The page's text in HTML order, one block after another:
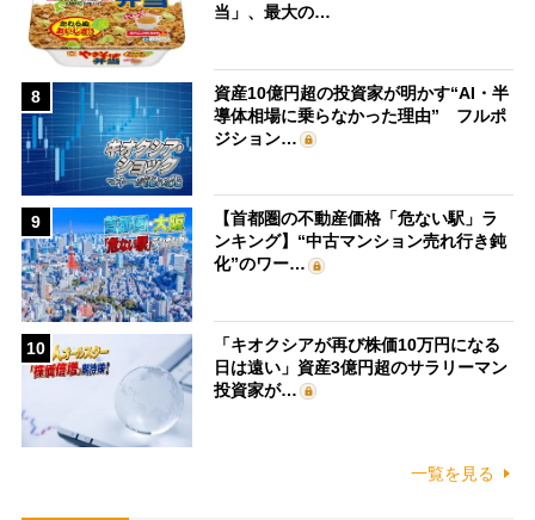
当」、最大の…
8
資産10億円超の投資家が明かす“AI・半
導体相場に乗らなかった理由” フルポ
ジション…
9
【首都圏の不動産価格「危ない駅」ラ
ンキング】“中古マンション売れ行き鈍
化”のワー…
10
「キオクシアが再び株価10万円になる
日は遠い」資産3億円超のサラリーマン
投資家が…
一覧を見る